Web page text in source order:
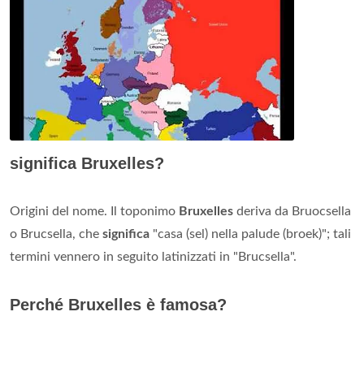
significa Bruxelles?
Origini del nome. Il toponimo Bruxelles deriva da Bruocsella
o Brucsella, che significa "casa (sel) nella palude (broek)"; tali
termini vennero in seguito latinizzati in "Brucsella".
Perché Bruxelles è famosa?